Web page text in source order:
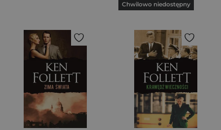
Chwilowo niedostępny